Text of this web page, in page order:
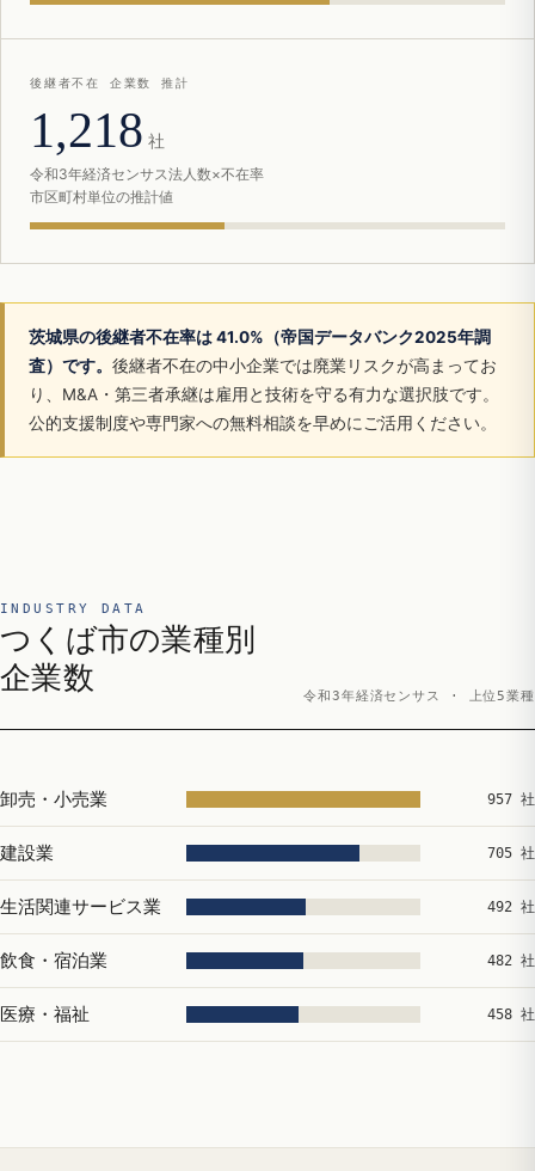
後継者不在 企業数 推計
1,218 社
令和3年経済センサス法人数×不在率
市区町村単位の推計値
茨城県の後継者不在率は 41.0%（帝国データバンク2025年調
査）です。 後継者不在の中小企業では廃業リスクが高まってお
り、M&A・第三者承継は雇用と技術を守る有力な選択肢です。
公的支援制度や専門家への無料相談を早めにご活用ください。
INDUSTRY DATA
つくば市の業種別
企業数
令和3年経済センサス · 上位5業種
卸売・小売業 957 社
建設業 705 社
生活関連サービス業 492 社
飲食・宿泊業 482 社
医療・福祉 458 社